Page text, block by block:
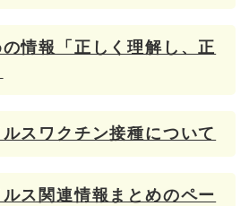
情報「正しく理解し、正
スワクチン接種について
ス関連情報まとめのペー